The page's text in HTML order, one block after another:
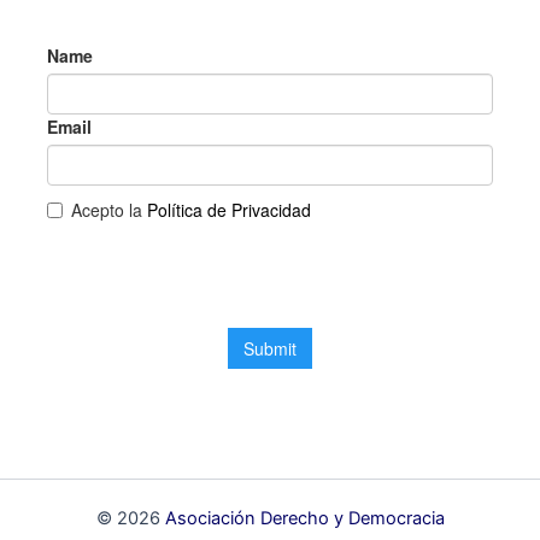
© 2026 Asociación Derecho y Democracia